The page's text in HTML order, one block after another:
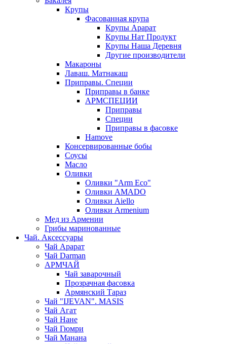
Крупы
Фасованная крупа
Крупы Арарат
Крупы Нат Продукт
Крупы Наша Деревня
Другие производители
Макароны
Лаваш. Матнакаш
Приправы. Специи
Приправы в банке
АРМСПЕЦИИ
Приправы
Специи
Приправы в фасовке
Hamove
Консервированные бобы
Соусы
Масло
Оливки
Оливки "Arm Eco"
Оливки AMADO
Оливки Aiello
Оливки Armenium
Мед из Армении
Грибы маринованные
Чай. Аксессуары
Чай Арарат
Чай Darman
АРМЧАЙ
Чай заварочный
Прозрачная фасовка
Армянский Тараз
Чай "IJEVAN". MASIS
Чай Агат
Чай Нане
Чай Гюмри
Чай Манана